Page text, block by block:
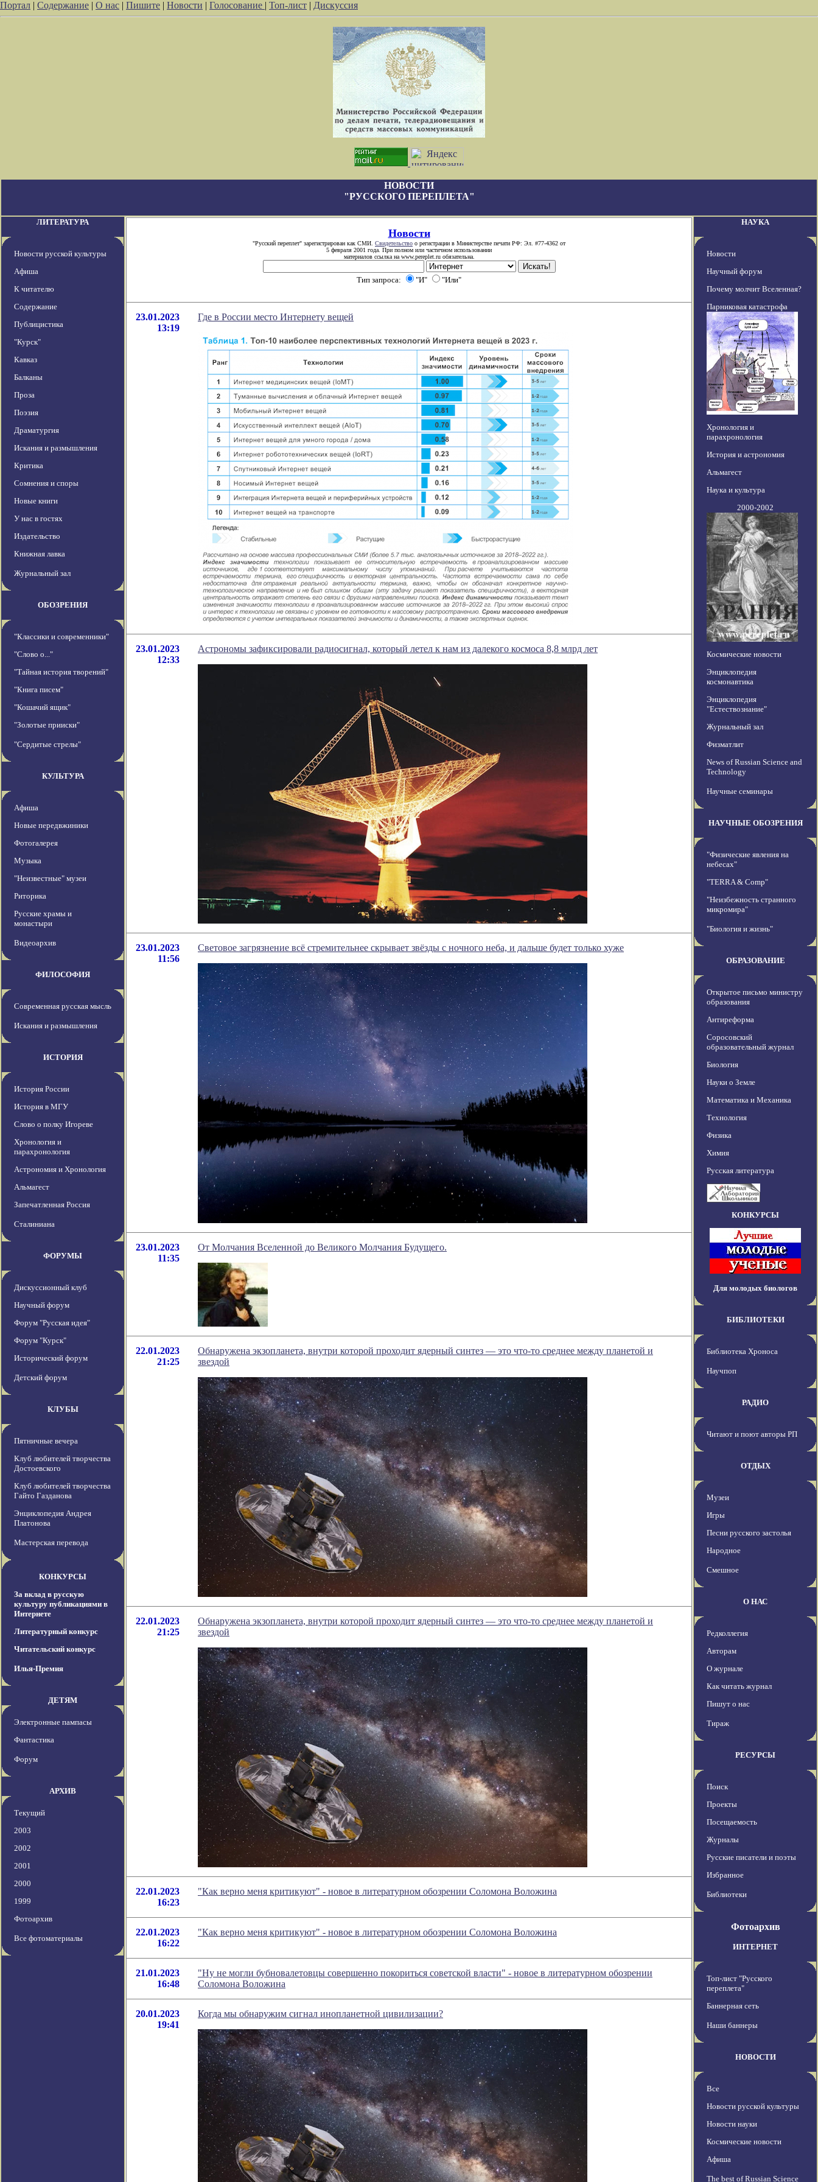
Портал | Содержание | О нас | Пишите | Новости | Голосование | Топ-лист | Дискуссия
НОВОСТИ
"РУССКОГО ПЕРЕПЛЕТА"
ЛИТЕРАТУРА
Новости русской культуры
Афиша
К читателю
Содержание
Публицистика
"Курск"
Кавказ
Балканы
Проза
Поэзия
Драматургия
Искания и размышления
Критика
Сомнения и споры
Новые книги
У нас в гостях
Издательство
Книжная лавка
Журнальный зал
ОБОЗРЕНИЯ
"Классики и современники"
"Слово о..."
"Тайная история творений"
"Книга писем"
"Кошачий ящик"
"Золотые прииски"
"Сердитые стрелы"
КУЛЬТУРА
Афиша
Новые передвжиники
Фотогалерея
Музыка
"Неизвестные" музеи
Риторика
Русские храмы и
монастыри
Видеоархив
ФИЛОСОФИЯ
Современная русская мысль
Искания и размышления
ИСТОРИЯ
История России
История в МГУ
Слово о полку Игореве
Хронология и
парахронология
Астрономия и Хронология
Альмагест
Запечатленная Россия
Сталиниана
ФОРУМЫ
Дискуссионный клуб
Научный форум
Форум "Русская идея"
Форум "Курск"
Исторический форум
Детский форум
КЛУБЫ
Пятничные вечера
Клуб любителей творчества
Достоевского
Клуб любителей творчества
Гайто Газданова
Энциклопедия Андрея
Платонова
Мастерская перевода
КОНКУРСЫ
За вклад в русскую
культуру публикациями в
Интернете
Литературный конкурс
Читательский конкурс
Илья-Премия
ДЕТЯМ
Электронные пампасы
Фантастика
Форум
АРХИВ
Текущий
2003
2002
2001
2000
1999
Фотоархив
Все фотоматериалы
Новости
"Русский переплет" зарегистрирован как СМИ. Свидетельство о регистрации в Министерстве печати РФ: Эл. #77-4362 от
5 февраля 2001 года. При полном или частичном использовании
материалов ссылка на www.pereplet.ru обязательна.
Тип запроса: "И" "Или"
23.01.2023
13:19
Где в России место Интернету вещей
23.01.2023
12:33
Астрономы зафиксировали радиосигнал, который летел к нам из далекого космоса 8,8 млрд лет
23.01.2023
11:56
Световое загрязнение всё стремительнее скрывает звёзды с ночного неба, и дальше будет только хуже
23.01.2023
11:35
От Молчания Вселенной до Великого Молчания Будущего.
22.01.2023
21:25
Обнаружена экзопланета, внутри которой проходит ядерный синтез — это что-то среднее между планетой и
звездой
22.01.2023
21:25
Обнаружена экзопланета, внутри которой проходит ядерный синтез — это что-то среднее между планетой и
звездой
22.01.2023
16:23
"Как верно меня критикуют" - новое в литературном обозрении Соломона Воложина
22.01.2023
16:22
"Как верно меня критикуют" - новое в литературном обозрении Соломона Воложина
21.01.2023
16:48
"Ну не могли бубновалетовцы совершенно покориться советской власти" - новое в литературном обозрении
Соломона Воложина
20.01.2023
19:41
Когда мы обнаружим сигнал инопланетной цивилизации?
НАУКА
Новости
Научный форум
Почему молчит Вселенная?
Парниковая катастрофа
Хронология и
парахронология
История и астрономия
Альмагест
Наука и культура
2000-2002
Космические новости
Энциклопедия
космонавтика
Энциклопедия
"Естествознание"
Журнальный зал
Физматлит
News of Russian Science and
Technology
Научные семинары
НАУЧНЫЕ ОБОЗРЕНИЯ
"Физические явления на
небесах"
"TERRA & Comp"
"Неизбежность странного
микромира"
"Биология и жизнь"
ОБРАЗОВАНИЕ
Открытое письмо министру
образования
Антиреформа
Соросовский
образовательный журнал
Биология
Науки о Земле
Математика и Механика
Технология
Физика
Химия
Русская литература
КОНКУРСЫ
Для молодых биологов
БИБЛИОТЕКИ
Библиотека Хроноса
Научпоп
РАДИО
Читают и поют авторы РП
ОТДЫХ
Музеи
Игры
Песни русского застолья
Народное
Смешное
О НАС
Редколлегия
Авторам
О журнале
Как читать журнал
Пишут о нас
Тираж
РЕСУРСЫ
Поиск
Проекты
Посещаемость
Журналы
Русские писатели и поэты
Избранное
Библиотеки
Фотоархив
ИНТЕРНЕТ
Топ-лист "Русского
переплета"
Баннерная сеть
Наши баннеры
НОВОСТИ
Все
Новости русской культуры
Новости науки
Космические новости
Афиша
The best of Russian Science